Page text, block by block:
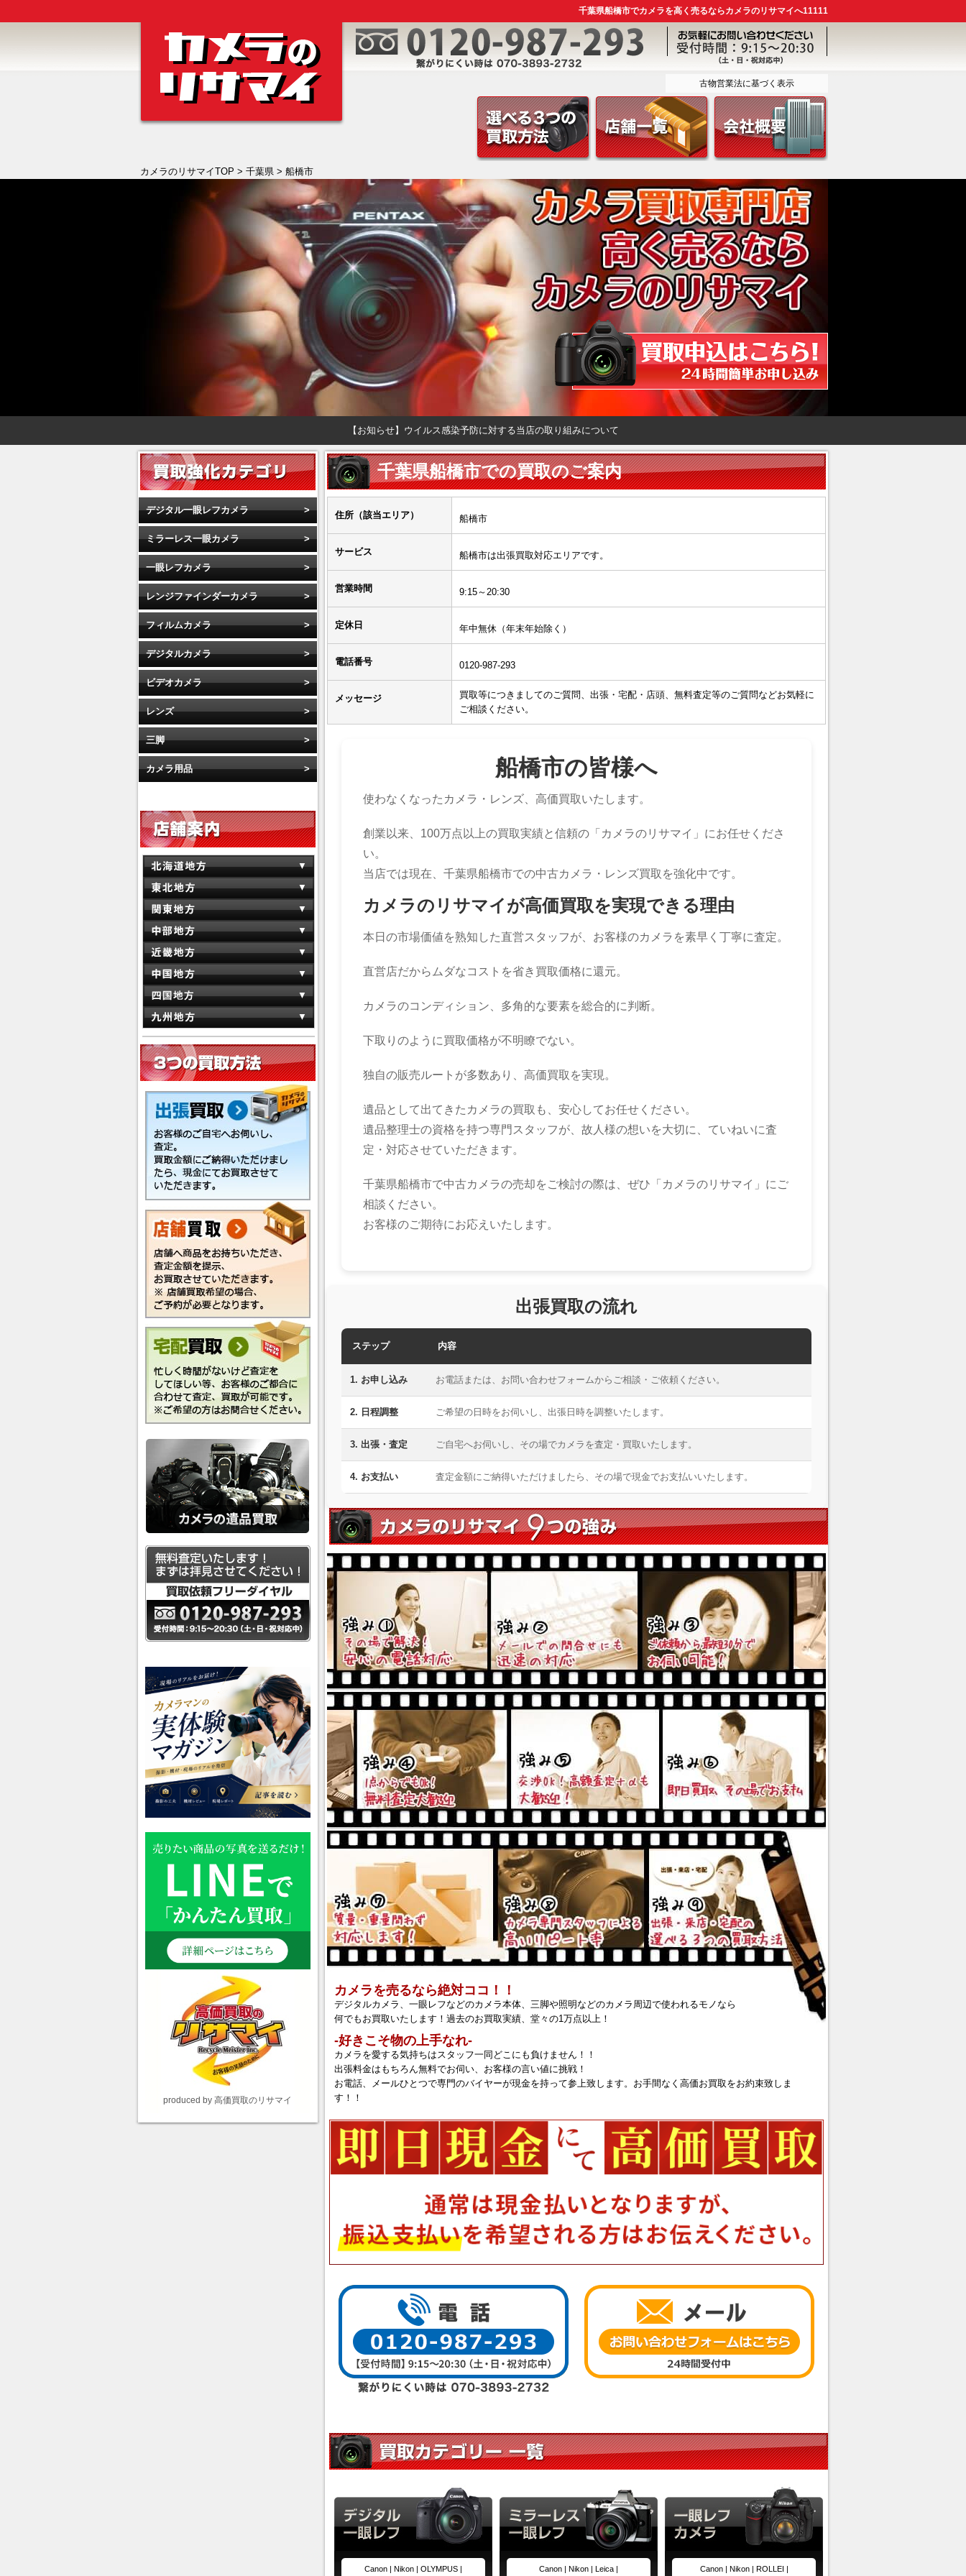
千葉県船橋市でカメラを高く売るならカメラのリサマイへ11111
古物営業法に基づく表示
カメラのリサマイTOP > 千葉県> 船橋市
【お知らせ】ウイルス感染予防に対する当店の取り組みについて
千葉県船橋市での買取のご案内
住所（該当エリア） 船橋市
サービス 船橋市は出張買取対応エリアです。
営業時間 9:15～20:30
定休日 年中無休（年末年始除く）
電話番号 0120-987-293
メッセージ
買取等につきましてのご質問、出張・宅配・店頭、無料査定等のご質問などお気軽に
ご相談ください。
船橋市の皆様へ
使わなくなったカメラ・レンズ、高価買取いたします。
創業以来、100万点以上の買取実績と信頼の「カメラのリサマイ」にお任せくださ
い。
当店では現在、千葉県船橋市での中古カメラ・レンズ買取を強化中です。
カメラのリサマイが高価買取を実現できる理由
本日の市場価値を熟知した直営スタッフが、お客様のカメラを素早く丁寧に査定。
直営店だからムダなコストを省き買取価格に還元。
カメラのコンディション、多角的な要素を総合的に判断。
下取りのように買取価格が不明瞭でない。
独自の販売ルートが多数あり、高価買取を実現。
遺品として出てきたカメラの買取も、安心してお任せください。
遺品整理士の資格を持つ専門スタッフが、故人様の想いを大切に、ていねいに査
定・対応させていただきます。
千葉県船橋市で中古カメラの売却をご検討の際は、ぜひ「カメラのリサマイ」にご
相談ください。
お客様のご期待にお応えいたします。
出張買取の流れ
ステップ 内容
1. お申し込み お電話または、お問い合わせフォームからご相談・ご依頼ください。
2. 日程調整 ご希望の日時をお伺いし、出張日時を調整いたします。
3. 出張・査定 ご自宅へお伺いし、その場でカメラを査定・買取いたします。
4. お支払い 査定金額にご納得いただけましたら、その場で現金でお支払いいたします。
カメラを売るなら絶対ココ！！
デジタルカメラ、一眼レフなどのカメラ本体、三脚や照明などのカメラ周辺で使われるモノなら
何でもお買取いたします！過去のお買取実績、堂々の1万点以上！
‐好きこそ物の上手なれ‐
カメラを愛する気持ちはスタッフ一同どこにも負けません！！
出張料金はもちろん無料でお伺い、お客様の言い値に挑戦！
お電話、メールひとつで専門のバイヤーが現金を持って参上致します。お手間なく高価お買取をお約束致しま
す！！
Canon | Nikon | OLYMPUS | Canon | Nikon | Leica | Canon | Nikon | ROLLEI |
デジタル一眼レフカメラ
ミラーレス一眼カメラ
一眼レフカメラ
レンジファインダーカメラ
フィルムカメラ
デジタルカメラ
ビデオカメラ
レンズ
三脚
カメラ用品
produced by 高価買取のリサマイ